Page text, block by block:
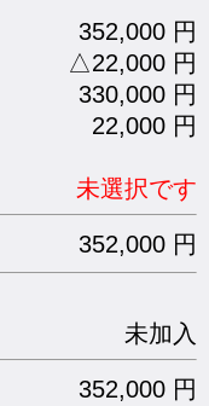
352,000 円
△22,000 円
330,000 円
22,000 円
未選択です
352,000 円
未加入
352,000 円